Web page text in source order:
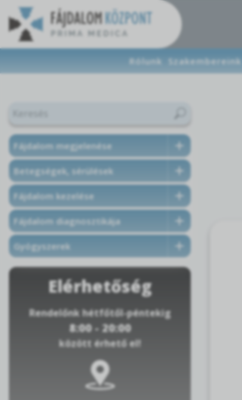
Rólunk Szakembereink
Fájdalom megjelenése
Betegségek, sérülések
Fájdalom kezelése
Fájdalom diagnosztikája
Gyógyszerek
Elérhetőség
Rendelőnk hétfőtől-péntekig
8:00 - 20:00
között érhető el!